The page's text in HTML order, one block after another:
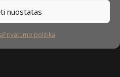
nuostatas
Privatumo politika
kitus nestandartinius